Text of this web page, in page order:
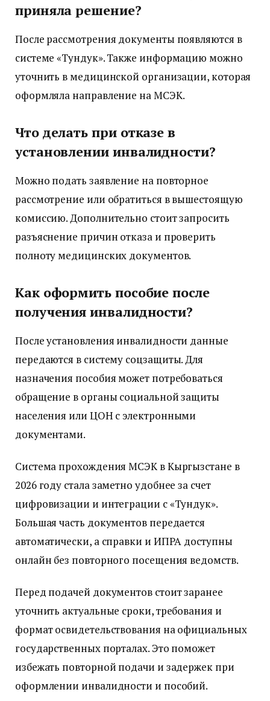
приняла решение?
После рассмотрения документы появляются в
системе «Тундук». Также информацию можно
уточнить в медицинской организации, которая
оформляла направление на МСЭК.
Что делать при отказе в
установлении инвалидности?
Можно подать заявление на повторное
рассмотрение или обратиться в вышестоящую
комиссию. Дополнительно стоит запросить
разъяснение причин отказа и проверить
полноту медицинских документов.
Как оформить пособие после
получения инвалидности?
После установления инвалидности данные
передаются в систему соцзащиты. Для
назначения пособия может потребоваться
обращение в органы социальной защиты
населения или ЦОН с электронными
документами.
Система прохождения МСЭК в Кыргызстане в
2026 году стала заметно удобнее за счет
цифровизации и интеграции с «Тундук».
Большая часть документов передается
автоматически, а справки и ИПРА доступны
онлайн без повторного посещения ведомств.
Перед подачей документов стоит заранее
уточнить актуальные сроки, требования и
формат освидетельствования на официальных
государственных порталах. Это поможет
избежать повторной подачи и задержек при
оформлении инвалидности и пособий.